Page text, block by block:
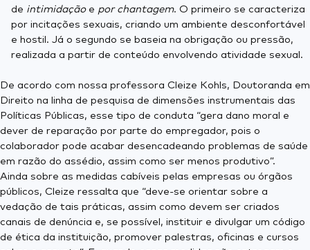
de intimidaçãoe por chantagem. O primeiro se caracteriza
por incitações sexuais, criando um ambiente desconfortável
e hostil. Já o segundo se baseia na obrigação ou pressão,
realizada a partir de conteúdo envolvendo atividade sexual.
De acordo com nossa professora Cleize Kohls, Doutoranda em
Direito na linha de pesquisa de dimensões instrumentais das
Políticas Públicas, esse tipo de conduta “gera dano moral e
dever de reparação por parte do empregador, pois o
colaborador pode acabar desencadeando problemas de saúde
em razão do assédio, assim como ser menos produtivo”.
Ainda sobre as medidas cabíveis pelas empresas ou órgãos
públicos, Cleize ressalta que “deve-se orientar sobre a
vedação de tais práticas, assim como devem ser criados
canais de denúncia e, se possível, instituir e divulgar um código
de ética da instituição, promover palestras, oficinas e cursos